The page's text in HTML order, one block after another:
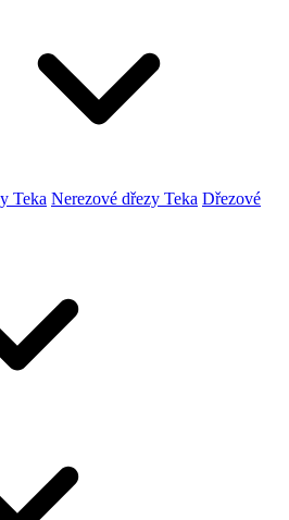
Teka Nerezové dřezy Teka Dřezové